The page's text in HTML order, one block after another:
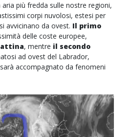
più fredda sulle nostre regioni,
corpi nuvolosi, estesi per
avvicinano da ovest. Il primo
delle coste europee,
, mentre il secondo
ad ovest del Labrador,
accompagnato da fenomeni